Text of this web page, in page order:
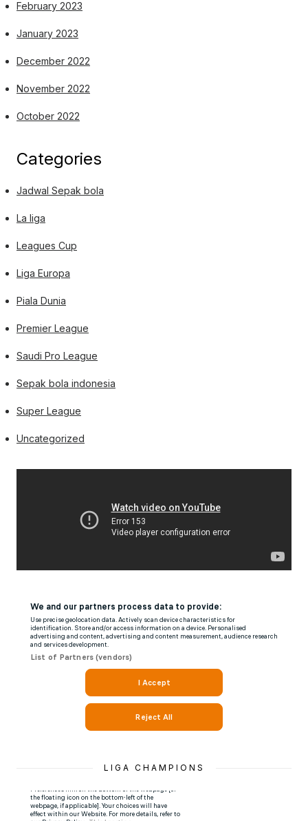
February 2023
January 2023
December 2022
November 2022
October 2022
Categories
Jadwal Sepak bola
La liga
Leagues Cup
Liga Europa
Piala Dunia
Premier League
Saudi Pro League
Sepak bola indonesia
Super League
Uncategorized
LIGA CHAMPIONS